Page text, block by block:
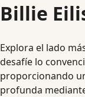
Billie
Explora el lado
desafíe lo
proporcionando
profunda